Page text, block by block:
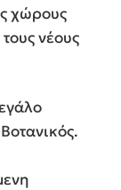
χώρους
νέους